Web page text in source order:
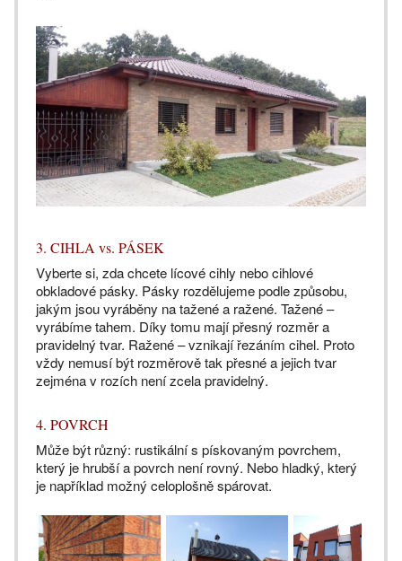
3. CIHLA vs. PÁSEK
Vyberte si, zda chcete lícové cihly nebo cihlové
obkladové pásky. Pásky rozdělujeme podle způsobu,
jakým jsou vyráběny na tažené a ražené. Tažené –
vyrábíme tahem. Díky tomu mají přesný rozměr a
pravidelný tvar. Ražené – vznikají řezáním cihel. Proto
vždy nemusí být rozměrově tak přesné a jejich tvar
zejména v rozích není zcela pravidelný.
4. POVRCH
Může být různý: rustikální s pískovaným povrchem,
který je hrubší a povrch není rovný. Nebo hladký, který
je například možný celoplošně spárovat.